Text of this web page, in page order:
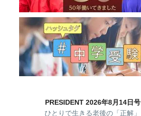
PRESIDENT 2026年8月14日号
ひとりで生きる老後の「正解」